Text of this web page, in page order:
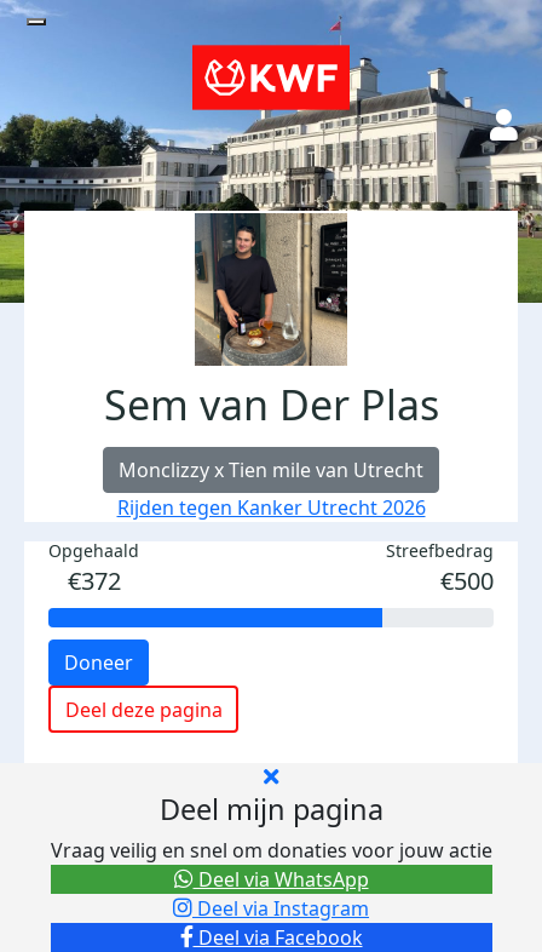
Sem van Der Plas
Monclizzy x Tien mile van Utrecht
Rijden tegen Kanker Utrecht 2026
Opgehaald
€372
Streefbedrag
€500
Doneer
Deel deze pagina
Deel mijn pagina
Vraag veilig en snel om donaties voor jouw actie
Deel via Facebook
Deel via Instagram
Deel via WhatsApp